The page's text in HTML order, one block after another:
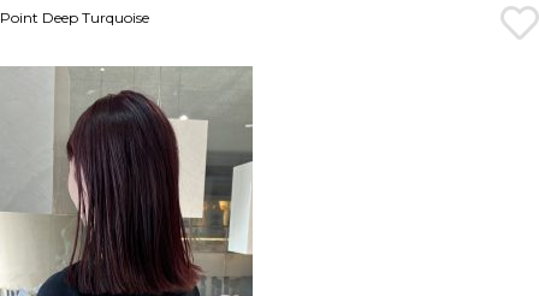
Point Deep Turquoise